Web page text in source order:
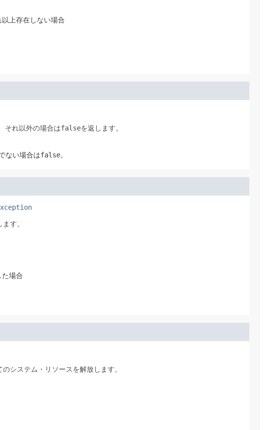
上存在しない場合
それ以外の場合はfalseを返します。
ない場合はfalse。
す。
場合
システム・リソースを解放します。